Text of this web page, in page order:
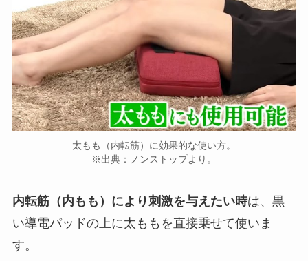
太もも（内転筋）に効果的な使い方。
※出典：ノンストップより。
内転筋（内もも）により刺激を与えたい時は、黒
い導電パッドの上に太ももを直接乗せて使いま
す。